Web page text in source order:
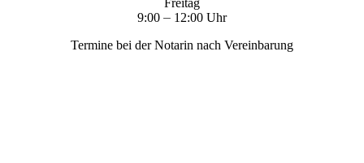
Freitag
9:00 – 12:00 Uhr
Termine bei der Notarin nach Vereinbarung